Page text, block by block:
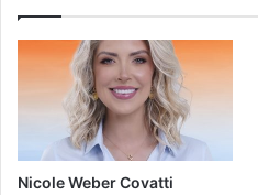
Nicole Weber Covatti